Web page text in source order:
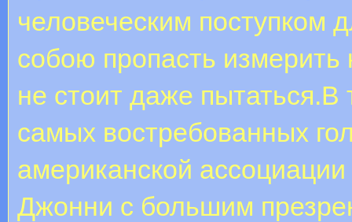
человеческим поступком
собою пропасть
не стоит даже
самых востребованных
американской
Джонни с большим